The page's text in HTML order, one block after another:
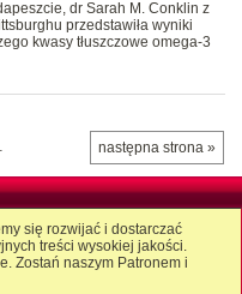
dr Sarah M. Conklin z
przedstawiła wyniki
kwasy tłuszczowe omega-3
następna strona »
się rozwijać i dostarczać
treści wysokiej jakości.
Zostań naszym Patronem i